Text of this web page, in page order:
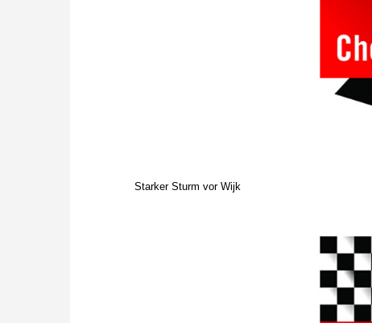
Starker Sturm vor Wijk